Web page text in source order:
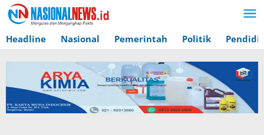
Lewati
ke
konten
Headline Nasional Pemerintah Politik